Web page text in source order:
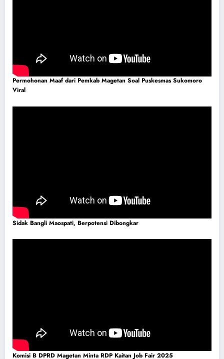
Permohonan Maaf dari Pemkab Magetan Soal Puskesmas Sukomoro
Viral
Sidak Bangli Maospati, Berpotensi Dibongkar
Komisi B DPRD Magetan Minta RDP Kaitan Job Fair 2025